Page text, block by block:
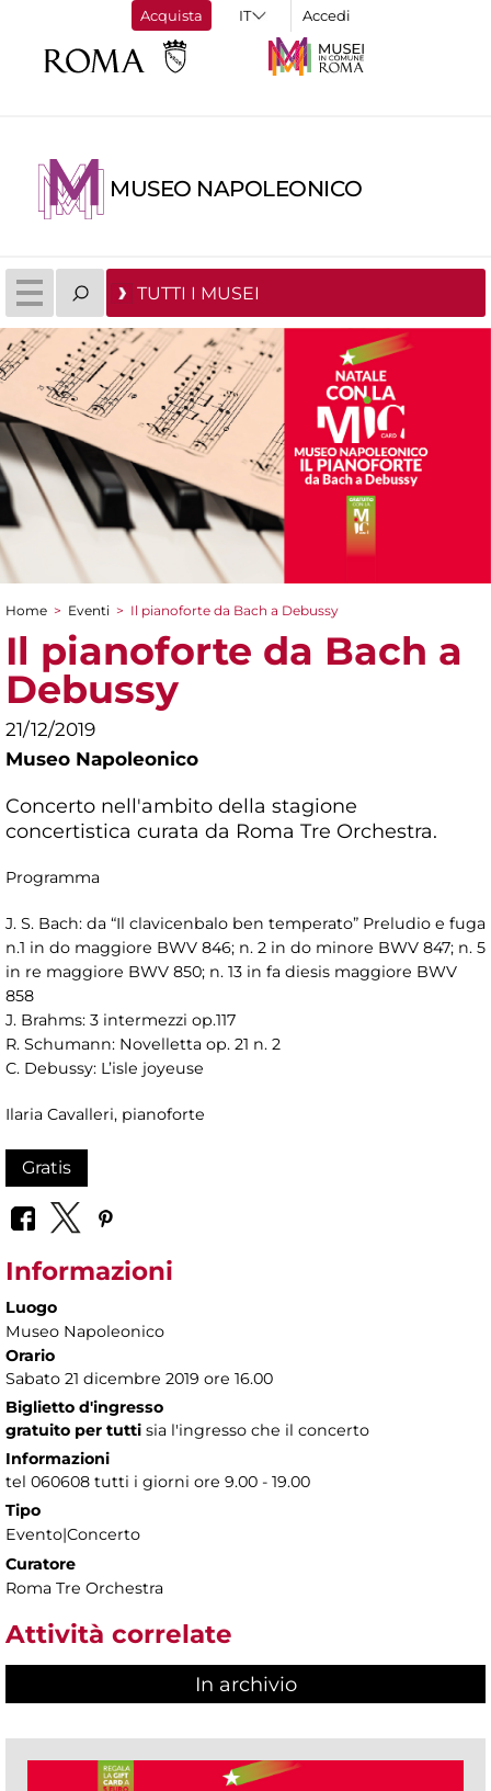
Acquista Accedi
MUSEO NAPOLEONICO
TUTTI I MUSEI
Tu sei qui
Home > Eventi > Il pianoforte da Bach a Debussy
Il pianoforte da Bach a
Debussy
21/12/2019
Museo Napoleonico
Concerto nell'ambito della stagione
concertistica curata da Roma Tre Orchestra.
Programma
J. S. Bach: da “Il clavicenbalo ben temperato” Preludio e fuga
n.1 in do maggiore BWV 846; n. 2 in do minore BWV 847; n. 5
in re maggiore BWV 850; n. 13 in fa diesis maggiore BWV
858
J. Brahms: 3 intermezzi op.117
R. Schumann: Novelletta op. 21 n. 2
C. Debussy: L’isle joyeuse
Ilaria Cavalleri, pianoforte
Gratis
Informazioni
Luogo
Museo Napoleonico
Orario
Sabato 21 dicembre 2019 ore 16.00
Biglietto d'ingresso
gratuito per tutti sia l'ingresso che il concerto
Informazioni
tel 060608 tutti i giorni ore 9.00 - 19.00
Tipo
Evento|Concerto
Curatore
Roma Tre Orchestra
Attività correlate
In archivio